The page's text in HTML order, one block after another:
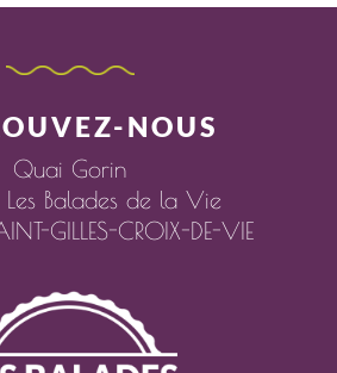
NOUS
Quai Gorin
Balades de la Vie
GILLES-CROIX-DE-VIE